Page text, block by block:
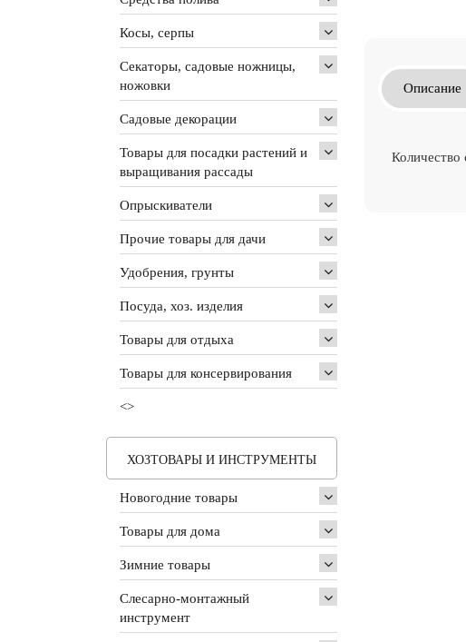
Косы, серпы
Секаторы, садовые ножницы,
ножовки
Садовые декорации
Товары для посадки растений и
выращивания рассады
Опрыскиватели
Прочие товары для дачи
Удобрения, грунты
Посуда, хоз. изделия
Товары для отдыха
Товары для консервирования
<>
ХОЗТОВАРЫ И ИНСТРУМЕНТЫ
Новогодние товары
Товары для дома
Зимние товары
Слесарно-монтажный
инструмент
Описание
Количество